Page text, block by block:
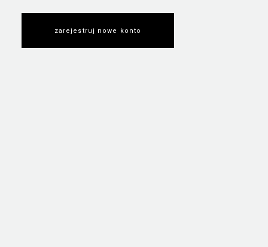
zarejestruj nowe konto